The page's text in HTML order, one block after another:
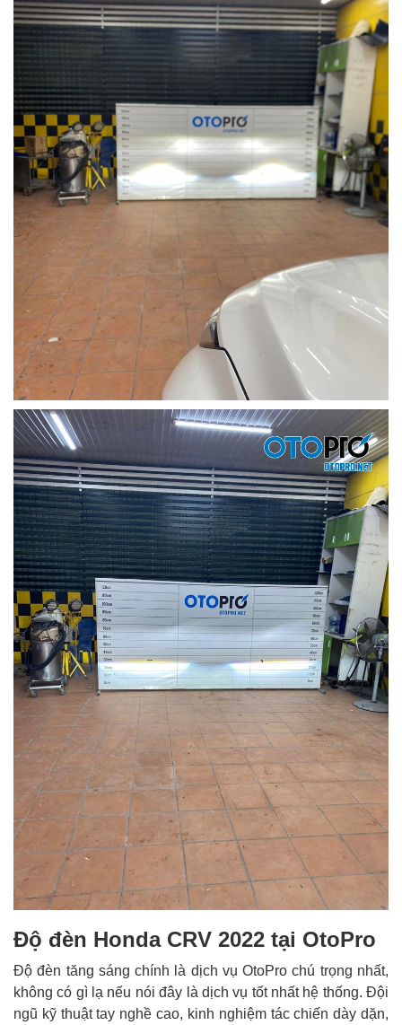
Độ đèn Honda CRV 2022 tại OtoPro
Độ đèn tăng sáng chính là dịch vụ OtoPro chú trọng nhất,
không có gì lạ nếu nói đây là dịch vụ tốt nhất hệ thống. Đội
ngũ kỹ thuật tay nghề cao, kinh nghiệm tác chiến dày dặn,